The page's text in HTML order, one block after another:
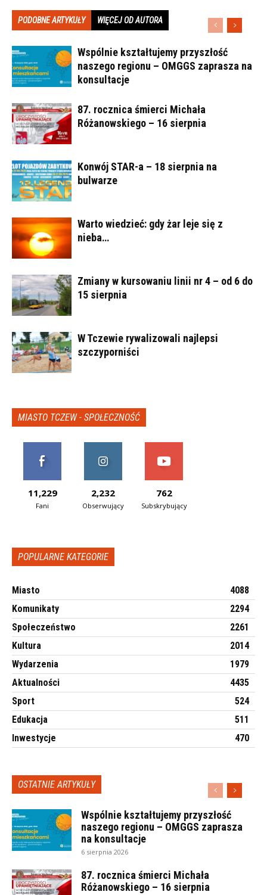
PODOBNE ARTYKUŁY WIĘCEJ OD AUTORA
Wspólnie kształtujemy przyszłość
naszego regionu – OMGGS zaprasza na
konsultacje
87. rocznica śmierci Michała
Różanowskiego – 16 sierpnia
Konwój STAR-a – 18 sierpnia na
bulwarze
Warto wiedzieć: gdy żar leje się z
nieba…
Zmiany w kursowaniu linii nr 4 – od 6 do
15 sierpnia
W Tczewie rywalizowali najlepsi
szczyporniści
MIASTO TCZEW - SPOŁECZNOŚĆ
11,229
Fani
2,232
Obserwujący
762
Subskrybujący
POPULARNE KATEGORIE
Miasto
4088
Komunikaty
2294
Społeczeństwo
2261
Kultura
2014
Wydarzenia
1979
Aktualności
4435
Sport
524
Edukacja
511
Inwestycje
470
OSTATNIE ARTYKUŁY
Wspólnie kształtujemy przyszłość
naszego regionu – OMGGS zaprasza
na konsultacje
6 sierpnia 2026
87. rocznica śmierci Michała
Różanowskiego – 16 sierpnia